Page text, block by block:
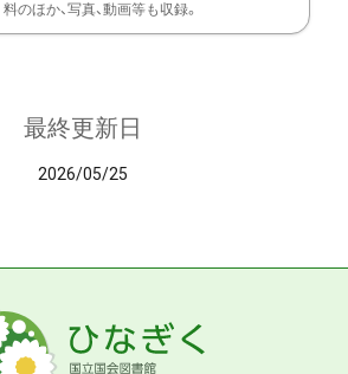
料のほか、写真、動画等も収録。
最終更新日
2026/05/25